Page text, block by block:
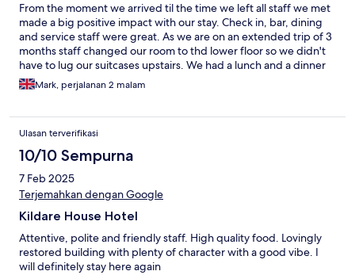
From the moment we arrived til the time we left all staff we met
made a big positive impact with our stay. Check in, bar, dining
and service staff were great. As we are on an extended trip of 3
months staff changed our room to thd lower floor so we didn't
have to lug our suitcases upstairs. We had a lunch and a dinner
and both were wonderful and well priced.
Mark, perjalanan 2 malam
Ulasan terverifikasi
10/10 Sempurna
7 Feb 2025
Terjemahkan dengan Google
Kildare House Hotel
Attentive, polite and friendly staff. High quality food. Lovingly
restored building with plenty of character with a good vibe. I
will definitely stay here again